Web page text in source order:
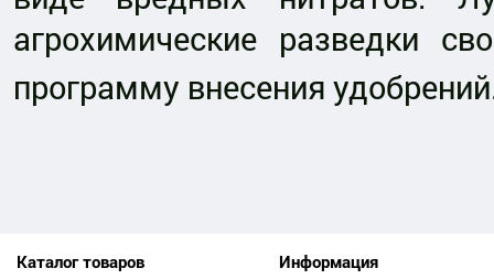
агрохимические разведки
программу внесения
Каталог товаров Информация